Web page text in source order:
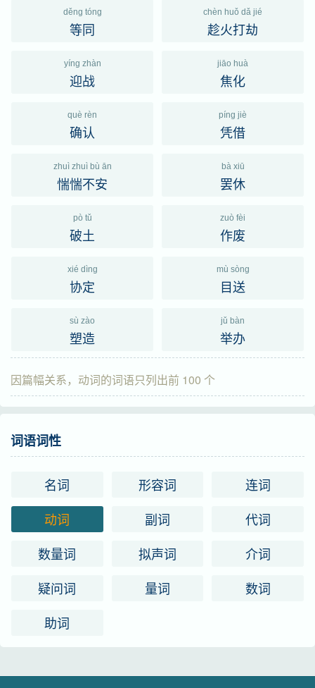
děng tóng
等同
chèn huǒ dǎ jié
趁火打劫
yíng zhàn
迎战
jiāo huà
焦化
què rèn
确认
píng jiè
凭借
zhuì zhuì bù ān
惴惴不安
bà xiū
罢休
pò tǔ
破土
zuò fèi
作废
xié dìng
协定
mù sòng
目送
sù zào
塑造
jǔ bàn
举办
因篇幅关系，动词的词语只列出前 100 个
词语词性
名词 形容词
连词
动词
副词
代词
数量词
拟声词
介词
疑问词
量词
数词
助词